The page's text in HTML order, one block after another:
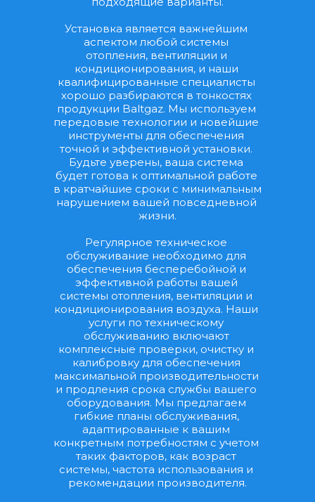
Установка является важнейшим
аспектом любой системы
отопления, вентиляции и
кондиционирования, и наши
квалифицированные специалисты
хорошо разбираются в тонкостях
продукции Baltgaz. Мы используем
передовые технологии и новейшие
инструменты для обеспечения
точной и эффективной установки.
Будьте уверены, ваша система
будет готова к оптимальной работе
в кратчайшие сроки с минимальным
нарушением вашей повседневной
жизни.
Регулярное техническое
обслуживание необходимо для
обеспечения бесперебойной и
эффективной работы вашей
системы отопления, вентиляции и
кондиционирования воздуха. Наши
услуги по техническому
обслуживанию включают
комплексные проверки, очистку и
калибровку для обеспечения
максимальной производительности
и продления срока службы вашего
оборудования. Мы предлагаем
гибкие планы обслуживания,
адаптированные к вашим
конкретным потребностям с учетом
таких факторов, как возраст
системы, частота использования и
рекомендации производителя.